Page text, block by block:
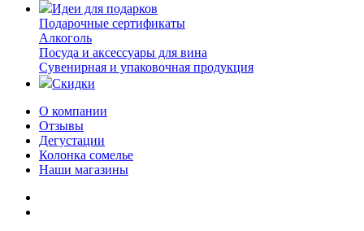
Идеи для подарков
Подарочные сертификаты
Алкоголь
Посуда и аксессуары для вина
Сувенирная и упаковочная продукция
Скидки
О компании
Отзывы
Дегустации
Колонка сомелье
Наши магазины